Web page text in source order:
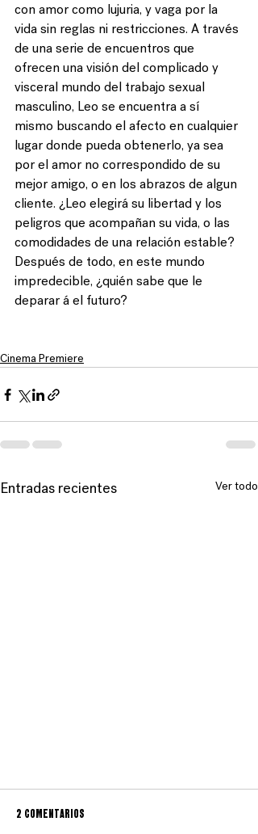
con amor como lujuria, y vaga por la
vida sin reglas ni restricciones. A través
de una serie de encuentros que
ofrecen una visión del complicado y
visceral mundo del trabajo sexual
masculino, Leo se encuentra a sí
mismo buscando el afecto en cualquier
lugar donde pueda obtenerlo, ya sea
por el amor no correspondido de su
mejor amigo, o en los abrazos de algun
cliente. ¿Leo elegirá su libertad y los
peligros que acompañan su vida, o las
comodidades de una relación estable?
Después de todo, en este mundo
impredecible, ¿quién sabe que le
deparar á el futuro?
Cinema Premiere
Entradas recientes Ver todo
2 comentarios